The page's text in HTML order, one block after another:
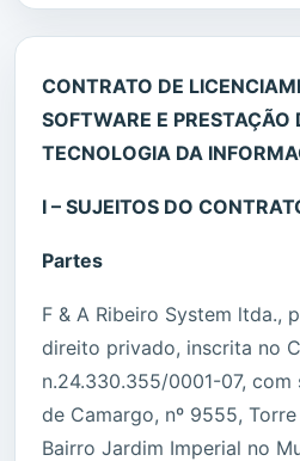
CONTRATO DE
SOFTWARE E PRESTAÇÃO
TECNOLOGIA DA
I – SUJEITOS DO
Partes
F & A Ribeiro System ltda.,
direito privado, inscrita no
n.24.330.355/0001-07, com
de Camargo, nº 9555,
Bairro Jardim Imperial no